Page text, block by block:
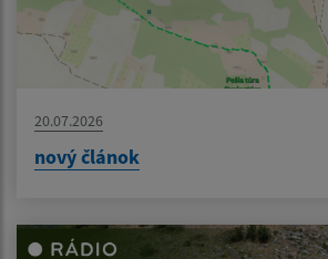
20.07.2026
nový článok